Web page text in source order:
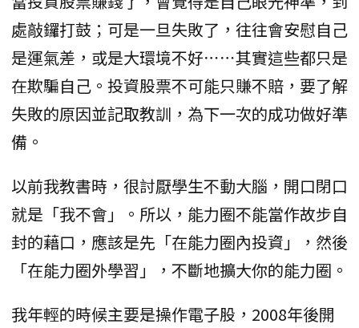
處敲鑼打鼓；可是一旦失敗了，往往會安慰自己
是運氣差，或是大環境不好⋯⋯其實這些都只是
在欺騙自己。投資股票不可能只賺不賠，要了解
失敗的原因並記取教訓，為下一次的成功做好準
備。
以前我教書時，很討厭學生不動大腦，開口閉口
就是「我不會」。所以，能力圈不能當作故步自
封的藉口，應該是先「在能力圈內投資」，然後
「在能力圈外學習」，不斷地擴大你的能力圈。
我年輕的時候主要是操作電子股，2008年後開